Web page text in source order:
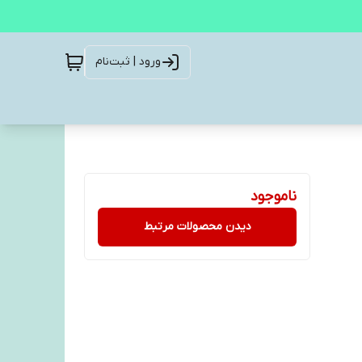
ورود | ثبت‌نام
ناموجود
دیدن محصولات مرتبط